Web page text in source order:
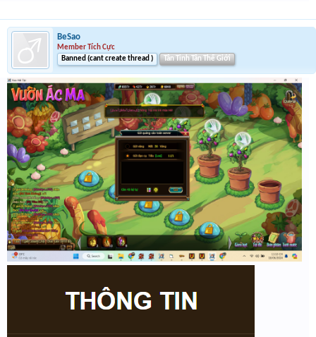
BeSao
Member Tích Cực
Banned (cant create thread )
Tân Tinh Tân Thế Giới